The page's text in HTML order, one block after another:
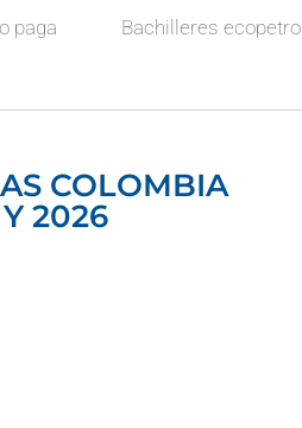
paga Bachilleres ecopetrol
COLOMBIA
2026